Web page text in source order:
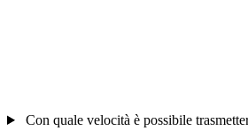
Con quale velocità è possibile